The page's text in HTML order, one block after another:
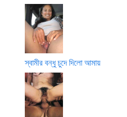
স্বামীর বন্ধু চুদে দিলো আমায়